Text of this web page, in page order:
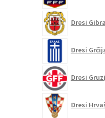
Dresi
Dresi
Dresi
Dresi